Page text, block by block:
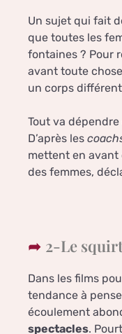
Un sujet qui fait
que toutes les
fontaines ? Pour
avant toute
un corps
Tout va dépendre
D’après les
mettent en avant
des femmes,
2-Le
Dans les films
tendance à
écoulement
spectacles.